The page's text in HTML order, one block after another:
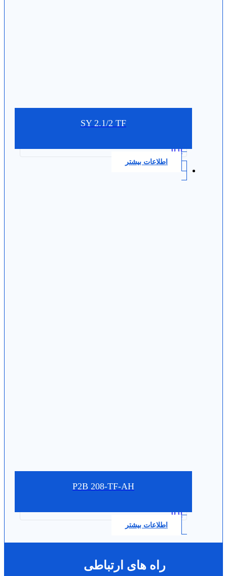
SY 2.1/2 TF
0.0
اطلاعات بیشتر
P2B 208-TF-AH
0.0
اطلاعات بیشتر
راه های ارتباطی